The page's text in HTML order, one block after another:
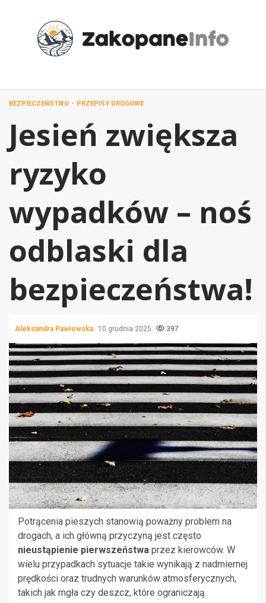
BEZPIECZEŃSTWO PRZEPISY DROGOWE
Jesień zwiększa
ryzyko
wypadków – noś
odblaski dla
bezpieczeństwa!
Aleksandra Pawłowska 10 grudnia 2025 397
Potrącenia pieszych stanowią poważny problem na
drogach, a ich główną przyczyną jest często
nieustąpienie pierwszeństwa przez kierowców. W
wielu przypadkach sytuacje takie wynikają z nadmiernej
prędkości oraz trudnych warunków atmosferycznych,
takich jak mgła czy deszcz, które ograniczają